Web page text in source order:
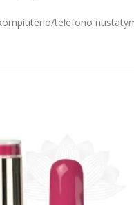
telefono